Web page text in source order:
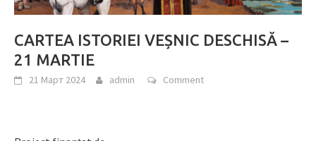
CARTEA ISTORIEI VEȘNIC DESCHISĂ –
21 MARTIE
21 Март 2024 admin Comment